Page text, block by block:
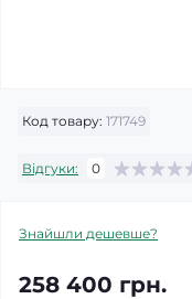
Код товару: 171749
Відгуки: 0
Знайшли дешевше?
258 400 грн.